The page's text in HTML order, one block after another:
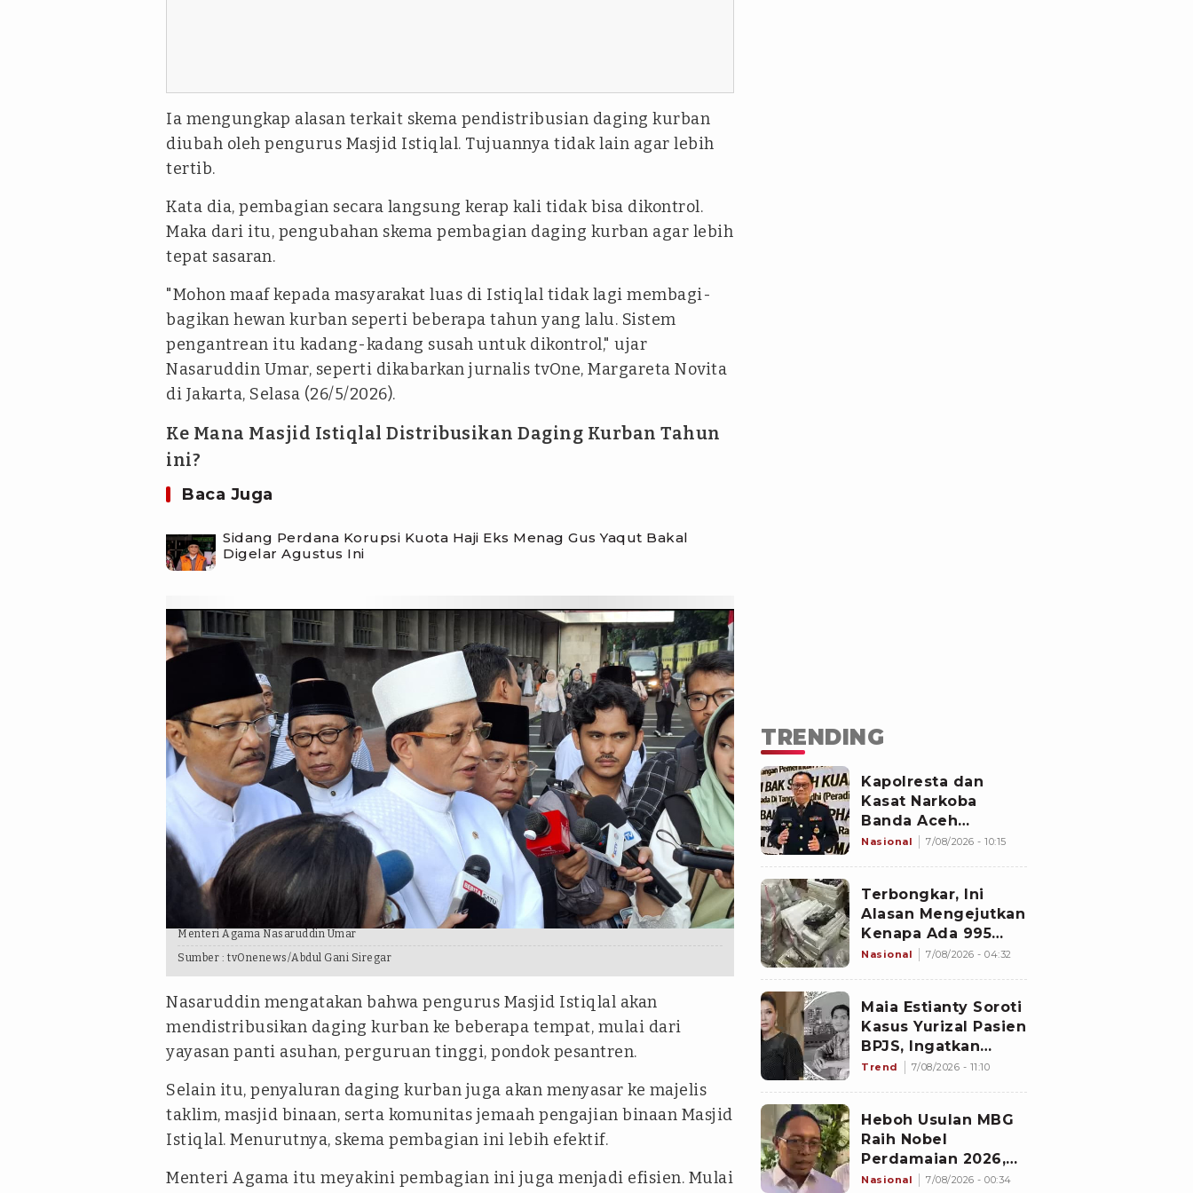
Ia mengungkap alasan terkait skema pendistribusian daging kurban
diubah oleh pengurus Masjid Istiqlal. Tujuannya tidak lain agar lebih
tertib.
Kata dia, pembagian secara langsung kerap kali tidak bisa dikontrol.
Maka dari itu, pengubahan skema pembagian daging kurban agar lebih
tepat sasaran.
"Mohon maaf kepada masyarakat luas di Istiqlal tidak lagi membagi-
bagikan hewan kurban seperti beberapa tahun yang lalu. Sistem
pengantrean itu kadang-kadang susah untuk dikontrol," ujar
Nasaruddin Umar, seperti dikabarkan jurnalis tvOne, Margareta Novita
di Jakarta, Selasa (26/5/2026).
Ke Mana Masjid Istiqlal Distribusikan Daging Kurban Tahun
ini?
Baca Juga
Sidang Perdana Korupsi Kuota Haji Eks Menag Gus Yaqut Bakal
Digelar Agustus Ini
Menteri Agama Nasaruddin Umar
Sumber : tvOnenews/Abdul Gani Siregar
Nasaruddin mengatakan bahwa pengurus Masjid Istiqlal akan
mendistribusikan daging kurban ke beberapa tempat, mulai dari
yayasan panti asuhan, perguruan tinggi, pondok pesantren.
Selain itu, penyaluran daging kurban juga akan menyasar ke majelis
taklim, masjid binaan, serta komunitas jemaah pengajian binaan Masjid
Istiqlal. Menurutnya, skema pembagian ini lebih efektif.
Menteri Agama itu meyakini pembagian ini juga menjadi efisien. Mulai
TRENDING
Kapolresta dan
Kasat Narkoba
Banda Aceh
Diperiksa
Nasional 7/08/2026 - 10:15
Terbongkar, Ini
Alasan Mengejutkan
Kenapa Ada 995
Senjata di Dalam
Nasional 7/08/2026 - 04:32
Maia Estianty Soroti
Kasus Yurizal Pasien
BPJS, Ingatkan
Nakes untuk Jaga
Trend 7/08/2026 - 11:10
Heboh Usulan MBG
Raih Nobel
Perdamaian 2026,
Istana Akhirnya
Nasional 7/08/2026 - 00:34